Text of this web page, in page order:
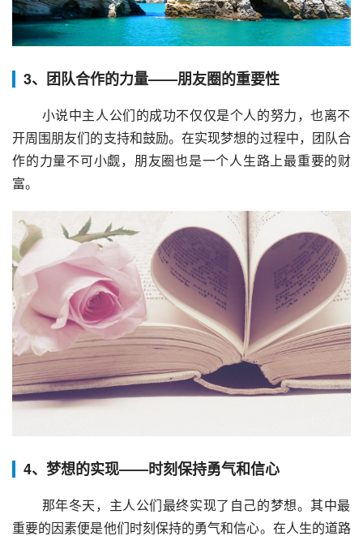
3、团队合作的力量——朋友圈的重要性
开周围朋友们的支持和鼓励。在实现梦想的过程中，团队合
作的力量不可小觑，朋友圈也是一个人生路上最重要的财
富。
4、梦想的实现——时刻保持勇气和信心
重要的因素便是他们时刻保持的勇气和信心。在人生的道路